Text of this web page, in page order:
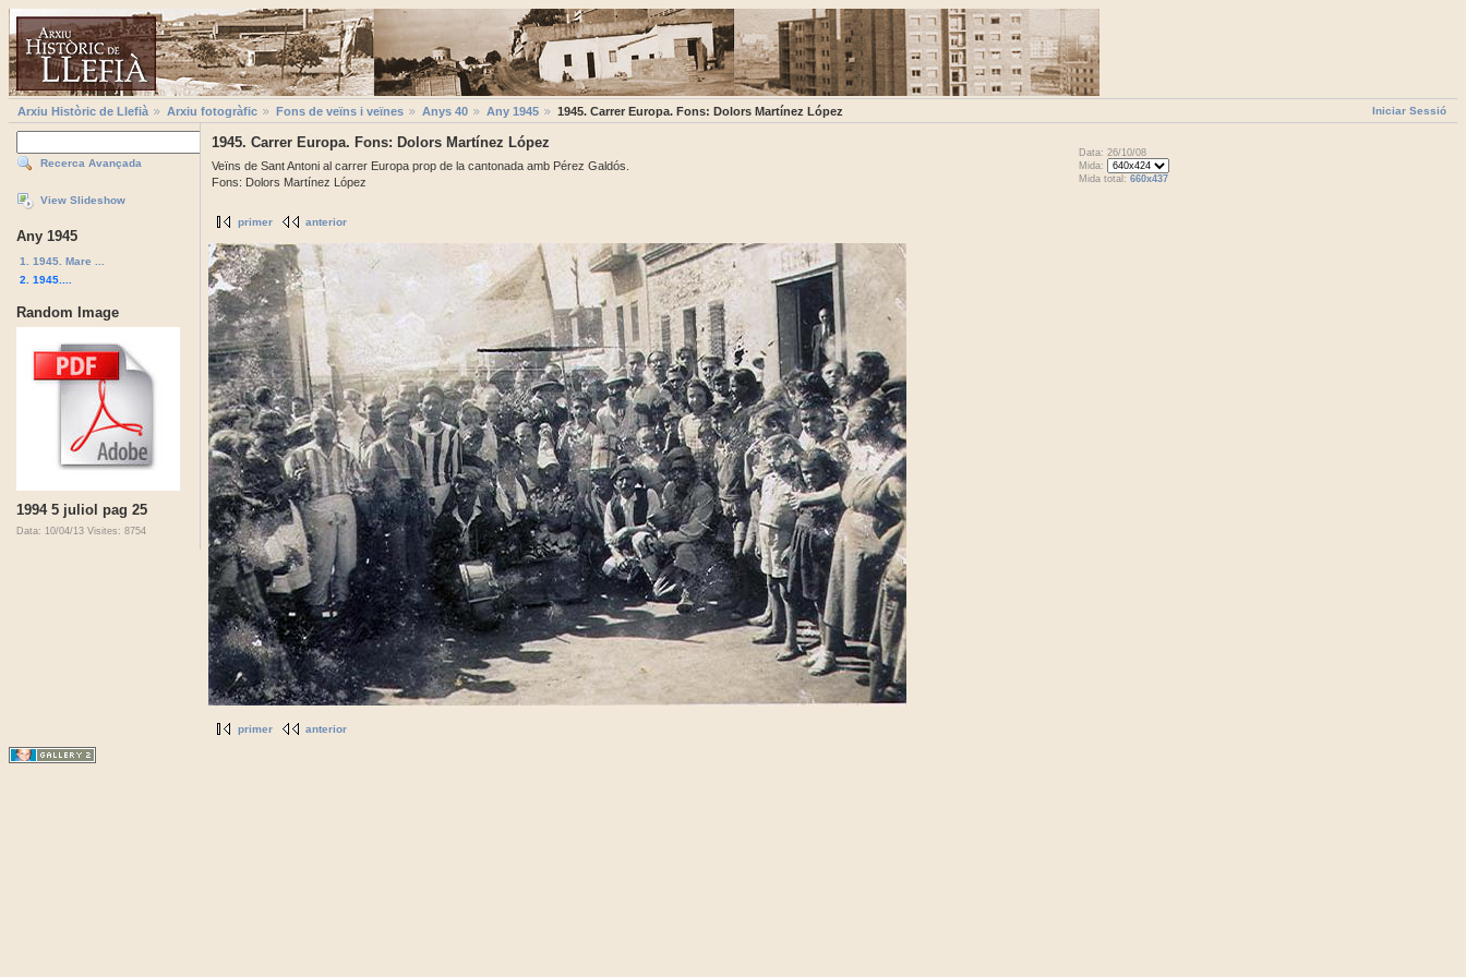
Iniciar Sessió
Arxiu Històric de Llefià Arxiu fotogràfic Fons de veïns i veïnes Anys 40 Any 1945 1945. Carrer Europa. Fons: Dolors Martínez López
Recerca Avançada
View Slideshow
Any 1945
1. 1945. Mare ...
2. 1945....
Random Image
1994 5 juliol pag 25
Data: 10/04/13 Visites: 8754
1945. Carrer Europa. Fons: Dolors Martínez López
Veïns de Sant Antoni al carrer Europa prop de la cantonada amb Pérez Galdós.
Fons: Dolors Martínez López
Data: 26/10/08
Mida:
Mida total: 660x437
primer anterior
primer anterior